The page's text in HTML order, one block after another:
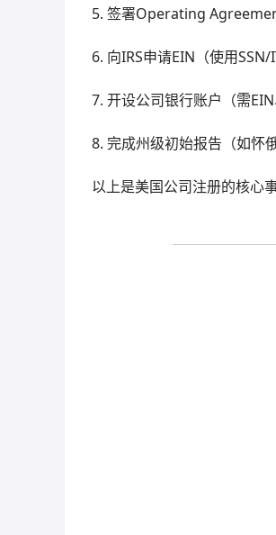
5. 签署Operating
6. 向IRS申请EIN（使用
7. 开设公司银行账户（需
8. 完成州级初始报告（如怀
以上是美国公司注册的核心